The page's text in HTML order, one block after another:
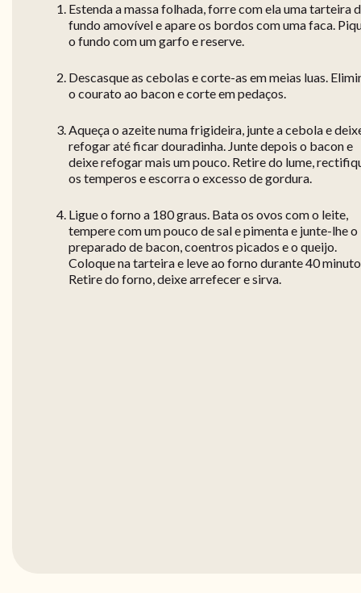
Estenda a massa folhada, forre com ela uma tarteira
fundo amovível e apare os bordos com uma faca.
o fundo com um garfo e reserve.
Descasque as cebolas e corte-as em meias luas.
o courato ao bacon e corte em pedaços.
Aqueça o azeite numa frigideira, junte a cebola e
refogar até ficar douradinha. Junte depois o bacon e
deixe refogar mais um pouco. Retire do lume,
os temperos e escorra o excesso de gordura.
Ligue o forno a 180 graus. Bata os ovos com o leite,
tempere com um pouco de sal e pimenta e junte-lhe o
preparado de bacon, coentros picados e o queijo.
Coloque na tarteira e leve ao forno durante 40
Retire do forno, deixe arrefecer e sirva.